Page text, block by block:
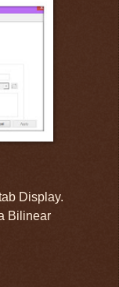
Display.
Bilinear